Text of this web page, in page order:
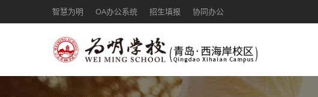
智慧为明 OA办公系统 招生填报 协同办公